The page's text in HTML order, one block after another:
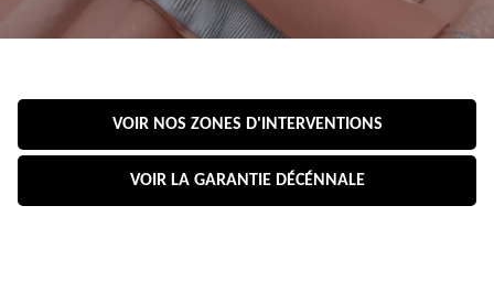
VOIR NOS ZONES D'INTERVENTIONS
VOIR LA GARANTIE DÉCÉNNALE